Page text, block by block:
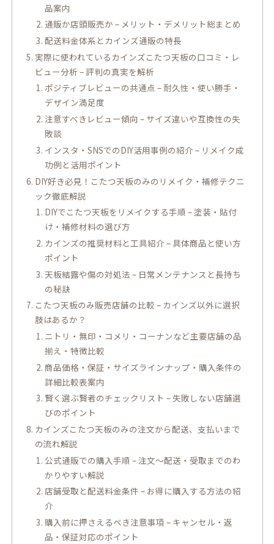
品案内
通販か店頭販売か – メリット・デメリット総まとめ
配送料金体系とカインズ通販の特長
実際に使われているカインズこたつ天板の口コミ・レ
ビュー分析 – 評判の真実を解析
ポジティブレビューの共通点 – 耐久性・使い勝手・
デザイン満足度
注意すべきレビュー傾向 – サイズ違いや互換性の失
敗談
インスタ・SNSでのDIY活用事例の紹介 – リメイク成
功例と活用ポイント
DIY好き必見！こたつ天板のみのリメイク・補修テクニ
ック徹底解説
DIYでこたつ天板をリメイクする手順 – 塗装・貼付
け・補修材料の選び方
カインズの推奨材料と工具紹介 – 具体商品と使い方
ポイント
天板結露や傷の対処法 – 日常メンテナンスと長持ち
の秘訣
こたつ天板のみ販売店舗の比較 – カインズ以外に選択
肢はあるか？
ニトリ・無印・コメリ・コーナンなど主要店舗の品
揃え・特徴比較
商品価格・保証・サイズラインナップ・購入条件の
詳細比較表案内
賢く選ぶ賢者のチェックリスト – 失敗しない店舗選
びのポイント
カインズこたつ天板のみの注文から配送、支払いまで
の流れ解説
公式通販での購入手順 – 注文～配送・受取までのわ
かりやすい解説
店舗受取と配送料金条件 – お得に購入する方法の紹
介
購入前に押さえるべき注意事項 – キャンセル・返
品・保証対応のポイント